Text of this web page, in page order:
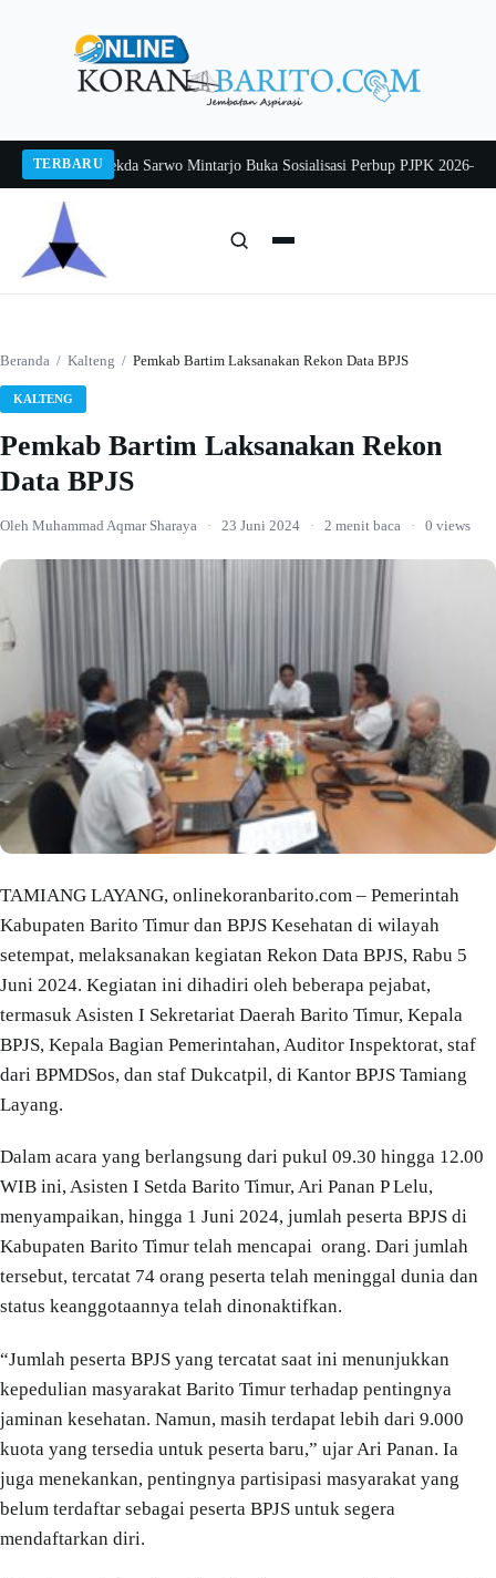
TERBARU
2026Pj Sekda Sarwo Mintarjo Buka Sosialisasi Perbup PJPK 2026–2030
Beranda / Kalteng / Pemkab Bartim Laksanakan Rekon Data BPJS
KALTENG
Pemkab Bartim Laksanakan Rekon
Data BPJS
Oleh Muhammad Aqmar Sharaya · 23 Juni 2024 · 2 menit baca · 0 views
TAMIANG LAYANG, onlinekoranbarito.com – Pemerintah
Kabupaten Barito Timur dan BPJS Kesehatan di wilayah
setempat, melaksanakan kegiatan Rekon Data BPJS, Rabu 5
Juni 2024. Kegiatan ini dihadiri oleh beberapa pejabat,
termasuk Asisten I Sekretariat Daerah Barito Timur, Kepala
BPJS, Kepala Bagian Pemerintahan, Auditor Inspektorat, staf
dari BPMDSos, dan staf Dukcatpil, di Kantor BPJS Tamiang
Layang.
Dalam acara yang berlangsung dari pukul 09.30 hingga 12.00
WIB ini, Asisten I Setda Barito Timur, Ari Panan P Lelu,
menyampaikan, hingga 1 Juni 2024, jumlah peserta BPJS di
Kabupaten Barito Timur telah mencapai orang. Dari jumlah
tersebut, tercatat 74 orang peserta telah meninggal dunia dan
status keanggotaannya telah dinonaktifkan.
“Jumlah peserta BPJS yang tercatat saat ini menunjukkan
kepedulian masyarakat Barito Timur terhadap pentingnya
jaminan kesehatan. Namun, masih terdapat lebih dari 9.000
kuota yang tersedia untuk peserta baru,” ujar Ari Panan. Ia
juga menekankan, pentingnya partisipasi masyarakat yang
belum terdaftar sebagai peserta BPJS untuk segera
mendaftarkan diri.